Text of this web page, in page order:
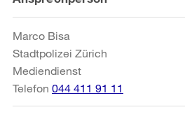
Informationen
Marco Bisa
Stadtpolizei Zürich
Mediendienst
Telefon 044 411 91 11